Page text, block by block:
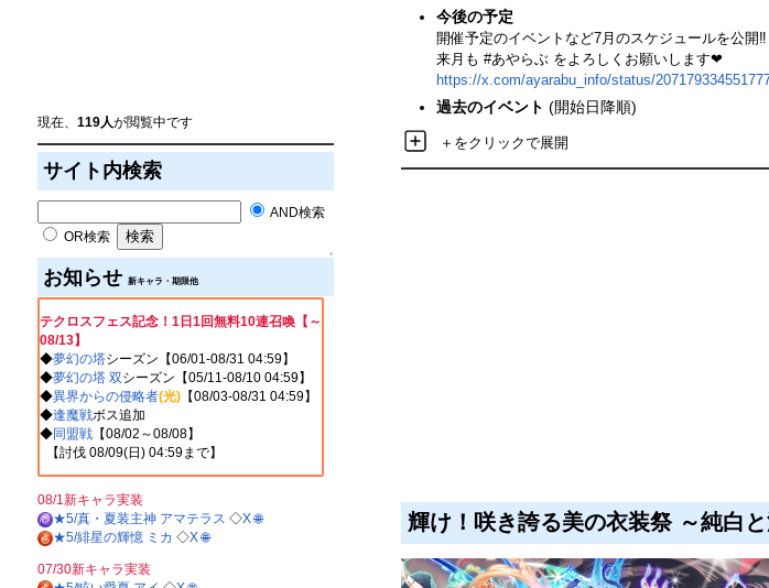
現在、 119人が閲覧中です
サイト内検索
AND検索
OR検索
↑
お知らせ新キャラ・期限他
テクロスフェス記念！1日1回無料10連召喚【～
08/13】
◆夢幻の塔シーズン【06/01-08/31 04:59】
◆夢幻の塔 双シーズン【05/11-08/10 04:59】
◆異界からの侵略者(光)【08/03-08/31 04:59】
◆逢魔戦ボス追加
◆同盟戦【08/02～08/08】
【討伐 08/09(日 ) 04:59まで】
08/1新キャラ実装
★5/真・夏装主神 アマテラス ◇X🌐
★5/緋星の輝憶 ミカ ◇X🌐
07/30新キャラ実装
今後の予定
開催予定のイベントなど7月のスケジュールを公開‼
来月も #あやらぶ をよろしくお願いします❤
https://x.com/ayarabu_info/status/
過去のイベント (開始日降順)
＋をクリックで展開
輝け！咲き誇る美の衣装祭 ～純白